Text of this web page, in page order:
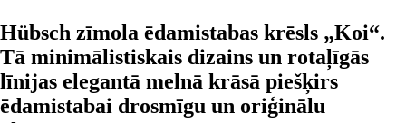
Hübsch zīmola ēdamistabas krēsls „Koi“.
Tā minimālistiskais dizains un rotaļīgās
līnijas elegantā melnā krāsā piešķirs
ēdamistabai drosmīgu un oriģinālu